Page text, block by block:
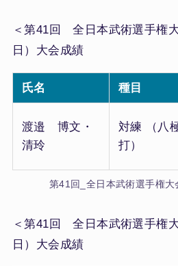
＜第41回 全日本武術選手権
日）大会成績
氏名 種目
渡邉 博文・
清玲
対練 （八
打）
第41回_全日本武術選手権
＜第41回 全日本武術選手権
日）大会成績